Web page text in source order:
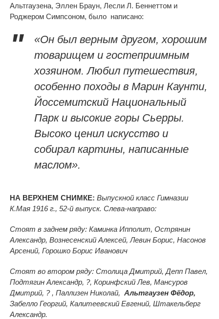
Альтгаузена, Эллен Браун, Лесли Л. Беннеттом и
Роджером Симпсоном, было написано:
«Он был верным другом, хорошим
товарищем и гостеприимным
хозяином. Любил путешествия,
особенно походы в Марин Каунти,
Йоссемитский Национальный
Парк и высокие горы Сьерры.
Высоко ценил искусство и
собирал картины, написанные
маслом».
НА ВЕРХНЕМ СНИМКЕ: Выпускной класс Гимназии
К.Мая 1916 г., 52-й выпуск. Слева-направо:
Стоят в заднем ряду: Каминка Ипполит, Острянин
Александр, Вознесенский Алексей, Левин Борис, Насонов
Арсений, Горошко Борис Иванович
Стоят во втором ряду: Столица Дмитрий, Депп Павел,
Подтягин Александр, ?, Коринфский Лев, Мансуров
Дмитрий, ? , Паллизен Николай, Альтгаузен Фёдор,
Забелло Георгий, Калитеевский Евгений, Штакельберг
Александр.